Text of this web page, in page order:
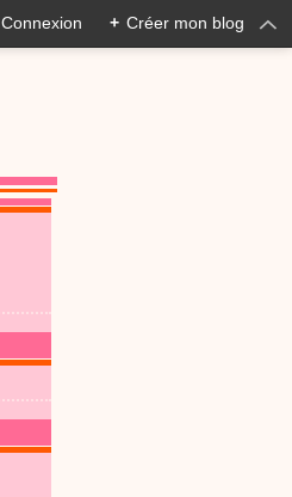
Connexion + Créer mon blog